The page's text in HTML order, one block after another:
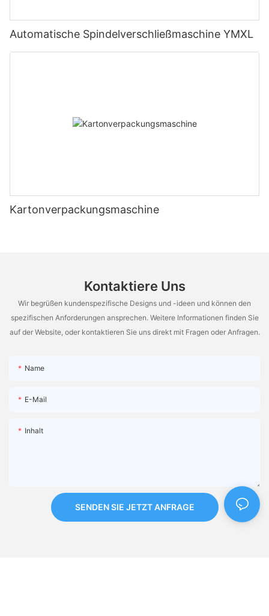
Automatische Spindelverschließmaschine YMXL
Kartonverpackungsmaschine
Kontaktiere Uns
Wir begrüßen kundenspezifische Designs und -ideen und können den
spezifischen Anforderungen ansprechen. Weitere Informationen finden Sie
auf der Website, oder kontaktieren Sie uns direkt mit Fragen oder Anfragen.
Name
E-Mail
Inhalt
SENDEN SIE JETZT ANFRAGE